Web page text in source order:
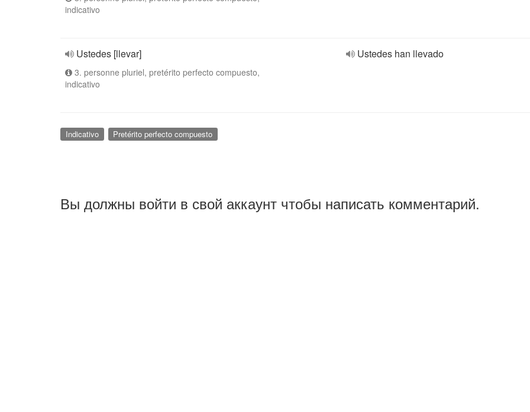
indicativo
Ustedes [llevar]
3. personne pluriel, pretérito perfecto compuesto,
indicativo
Ustedes han llevado
Indicativo Pretérito perfecto compuesto
Вы должны войти в свой аккаунт чтобы написать комментарий.